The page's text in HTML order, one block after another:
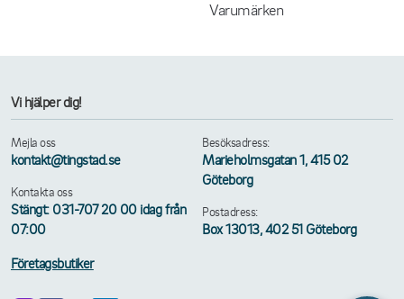
Varumärken
Vi hjälper dig!
Mejla oss
kontakt@tingstad.se
Kontakta oss
Stängt: 031-707 20 00 idag från
07:00
Besöksadress:
Marieholmsgatan 1, 415 02
Göteborg
Postadress:
Box 13013, 402 51 Göteborg
Företagsbutiker